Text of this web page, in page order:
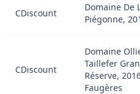
CDiscount
Domaine De
Piégonne,
CDiscount
Domaine
Taillefer
Réserve,
Faugères